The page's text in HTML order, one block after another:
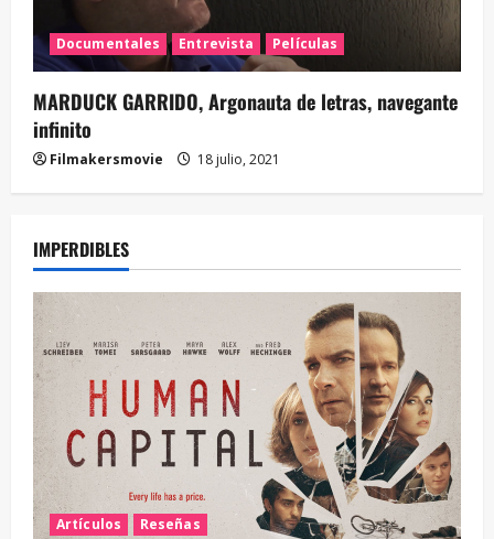
Documentales Entrevista Películas
MARDUCK GARRIDO, Argonauta de letras, navegante
infinito
Filmakersmovie 18 julio, 2021
IMPERDIBLES
Artículos Reseñas